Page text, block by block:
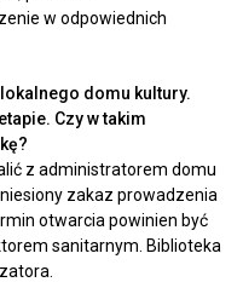
w odpowiednich
domu kultury.
Czy w takim
z administratorem domu
zakaz prowadzenia
otwarcia powinien być
sanitarnym. Biblioteka